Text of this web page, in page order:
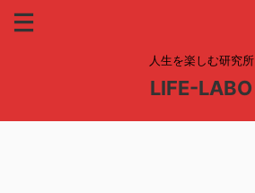
人生を楽しむ研究所
LIFE-LABO